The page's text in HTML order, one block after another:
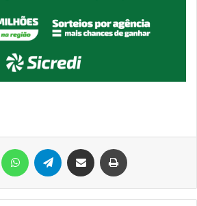
Linkedin WhatsAppTelegram Compartilhar via e-mail